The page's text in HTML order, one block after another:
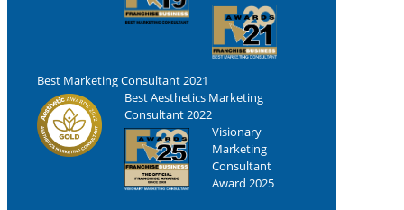
Best Marketing Consultant 2021
Best Aesthetics Marketing
Consultant 2022
Visionary
Marketing
Consultant
Award 2025